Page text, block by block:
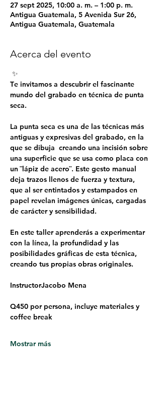
27 sept 2025, 10:00 a. m. – 1:00 p. m.
Antigua Guatemala, 5 Avenida Sur 26,
Antigua Guatemala, Guatemala
Acerca del evento
✨
Te invitamos a descubrir el fascinante
mundo del grabado en técnica de punta
seca.
La punta seca es una de las técnicas más
antiguas y expresivas del grabado, en la
que se dibuja  creando una incisión sobre
una superficie que se usa como placa con
un ¨lápiz de acero¨. Este gesto manual
deja trazos llenos de fuerza y textura,
que al ser entintados y estampados en
papel revelan imágenes únicas, cargadas
de carácter y sensibilidad.
En este taller aprenderás a experimentar
con la línea, la profundidad y las
posibilidades gráficas de esta técnica,
creando tus propias obras originales.
InstructorJacobo Mena
Q450 por persona, incluye materiales y
coffee break
Mostrar más